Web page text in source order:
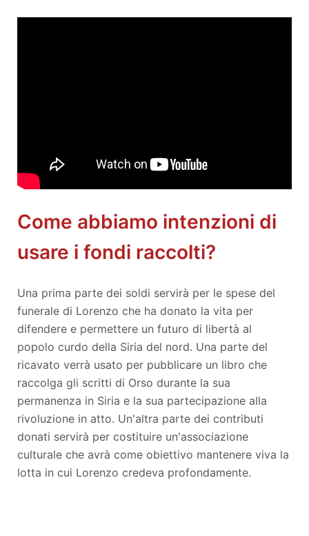
Come abbiamo intenzioni di
usare i fondi raccolti?
Una prima parte dei soldi servirà per le spese del
funerale di Lorenzo che ha donato la vita per
difendere e permettere un futuro di libertà al
popolo curdo della Siria del nord. Una parte del
ricavato verrà usato per pubblicare un libro che
raccolga gli scritti di Orso durante la sua
permanenza in Siria e la sua partecipazione alla
rivoluzione in atto. Un'altra parte dei contributi
donati servirà per costituire un'associazione
culturale che avrà come obiettivo mantenere viva la
lotta in cui Lorenzo credeva profondamente.